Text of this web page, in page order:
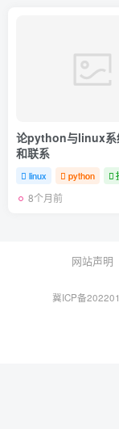
论python与linux系
和联系
linux python
8个月前
网站声明
冀ICP备